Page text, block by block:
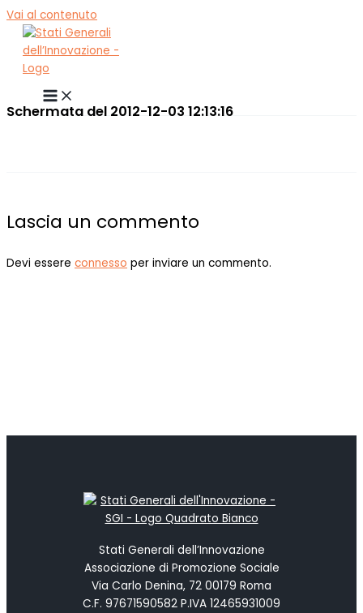
Vai al contenuto
Schermata del 2012-12-03 12:13:16
Lascia un commento
Devi essere connesso per inviare un commento.
Stati Generali dell’Innovazione
Associazione di Promozione Sociale
Via Carlo Denina, 72 00179 Roma
C.F. 97671590582 P.IVA 12465931009